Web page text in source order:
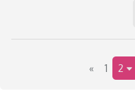
« 1 2